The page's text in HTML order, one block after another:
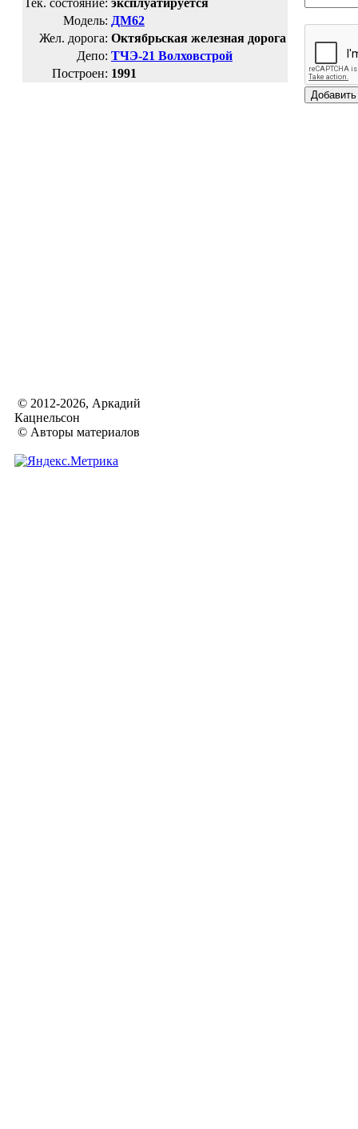
Тек. состояние: эксплуатируется
Модель: ДМ62
Жел. дорога: Октябрьская железная дорога
Депо: ТЧЭ-21 Волховстрой
Построен: 1991
© 2012-2026, Аркадий
Кацнельсон
© Авторы материалов